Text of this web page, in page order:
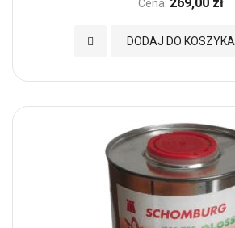
Cena:
DODAJ DO KOSZYKA
Dodaj do Ulubionych